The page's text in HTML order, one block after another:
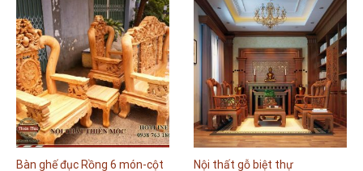
Bàn ghế đục Rồng 6 món-cột
Nội thất gỗ biệt thự